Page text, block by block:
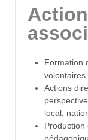
Formation
volontaires
Actions
local,
Production